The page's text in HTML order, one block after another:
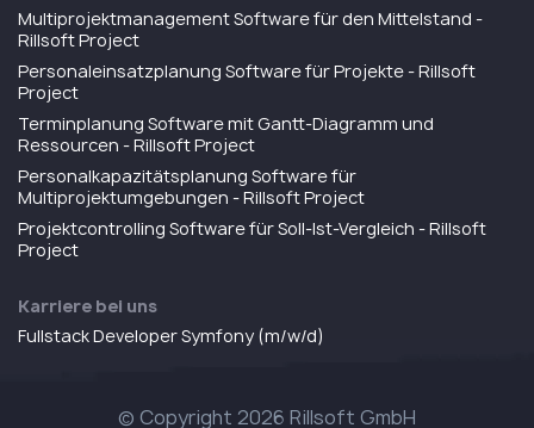
Multiprojektmanagement Software für den Mittelstand -
Rillsoft Project
Personaleinsatzplanung Software für Projekte - Rillsoft
Project
Terminplanung Software mit Gantt-Diagramm und
Ressourcen - Rillsoft Project
Personalkapazitätsplanung Software für
Multiprojektumgebungen - Rillsoft Project
Projektcontrolling Software für Soll-Ist-Vergleich - Rillsoft
Project
Karriere bei uns
Fullstack Developer Symfony (m/w/d)
© Copyright 2026 Rillsoft GmbH